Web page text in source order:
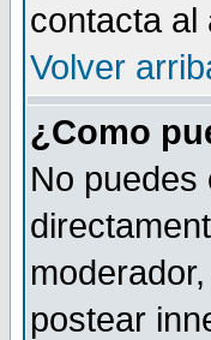
contacta al
Volver
¿Como
No puedes
postear